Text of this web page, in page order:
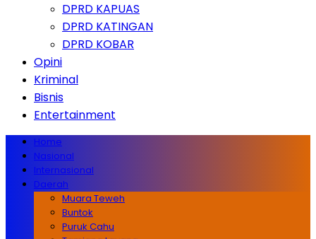
DPRD KAPUAS
DPRD KATINGAN
DPRD KOBAR
Opini
Kriminal
Bisnis
Entertainment
Home
Nasional
Internasional
Daerah
Muara Teweh
Buntok
Puruk Cahu